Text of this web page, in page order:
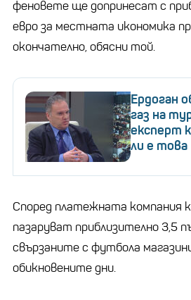
феновете ще допринесат с
евро за местната икономика
окончателно, обясни той.
Ердоган
газ на
експерт
ли е това
Според платежната компания
пазаруват приблизително 3,5
свързаните с футбола
обикновените дни.